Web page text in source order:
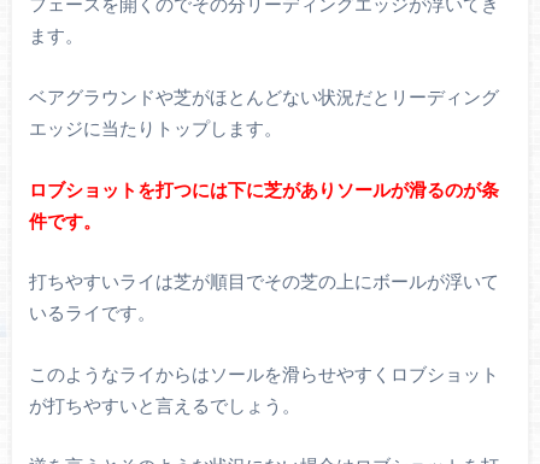
ます。
ベアグラウンドや芝がほとんどない状況だとリーディング
エッジに当たりトップします。
ロブショットを打つには下に芝がありソールが滑るのが条
件です。
打ちやすいライは芝が順目でその芝の上にボールが浮いて
いるライです。
このようなライからはソールを滑らせやすくロブショット
が打ちやすいと言えるでしょう。